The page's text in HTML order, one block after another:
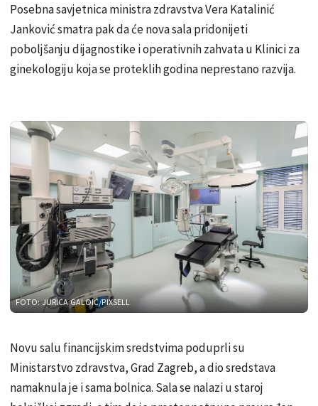
Posebna savjetnica ministra zdravstva Vera Katalinić
Janković smatra pak da će nova sala pridonijeti
poboljšanju dijagnostike i operativnih zahvata u Klinici za
ginekologiju koja se proteklih godina neprestano razvija.
FOTO: JURICA GALOIĆ/PIXSELL
Novu salu financijskim sredstvima poduprli su
Ministarstvo zdravstva, Grad Zagreb, a dio sredstava
namaknula je i sama bolnica. Sala se nalazi u staroj